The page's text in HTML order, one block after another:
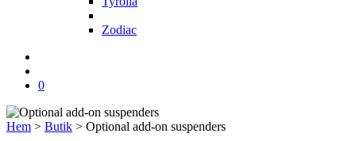
Zodiac
0
Hem > Butik > Optional add-on suspenders